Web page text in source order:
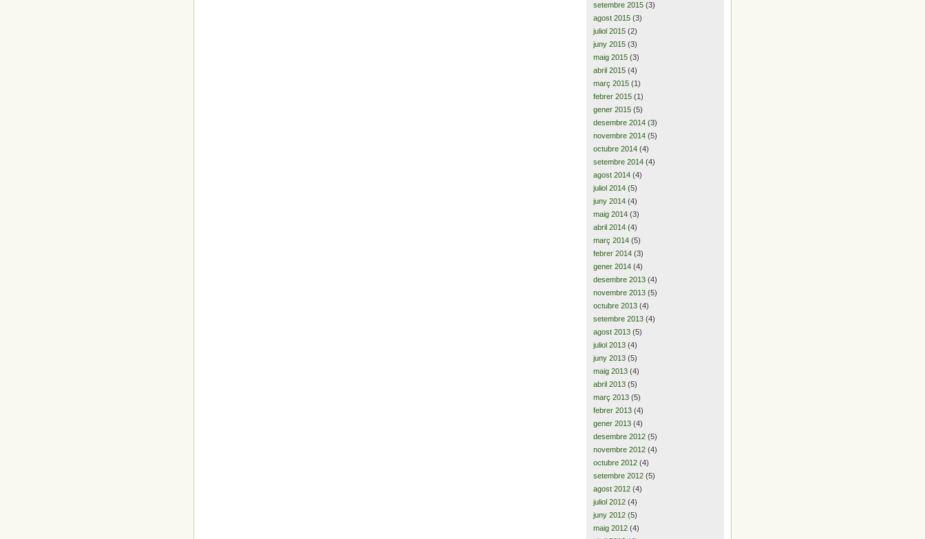
setembre 2015 (3)
agost 2015 (3)
juliol 2015 (2)
juny 2015 (3)
maig 2015 (3)
abril 2015 (4)
març 2015 (1)
febrer 2015 (1)
gener 2015 (5)
desembre 2014 (3)
novembre 2014 (5)
octubre 2014 (4)
setembre 2014 (4)
agost 2014 (4)
juliol 2014 (5)
juny 2014 (4)
maig 2014 (3)
abril 2014 (4)
març 2014 (5)
febrer 2014 (3)
gener 2014 (4)
desembre 2013 (4)
novembre 2013 (5)
octubre 2013 (4)
setembre 2013 (4)
agost 2013 (5)
juliol 2013 (4)
juny 2013 (5)
maig 2013 (4)
abril 2013 (5)
març 2013 (5)
febrer 2013 (4)
gener 2013 (4)
desembre 2012 (5)
novembre 2012 (4)
octubre 2012 (4)
setembre 2012 (5)
agost 2012 (4)
juliol 2012 (4)
juny 2012 (5)
maig 2012 (4)